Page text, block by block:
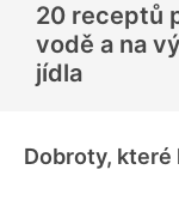
20 receptů
vodě a na
jídla
Dobroty,